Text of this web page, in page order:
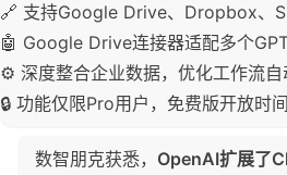
🔗 支持Google Drive、Dropbox、
🤖 Google Drive连接器适配多个
⚙️ 深度整合企业数据，优化工作流自
🔒 功能仅限Pro用户，免费版开放时
数智朋克获悉， OpenAI扩展了